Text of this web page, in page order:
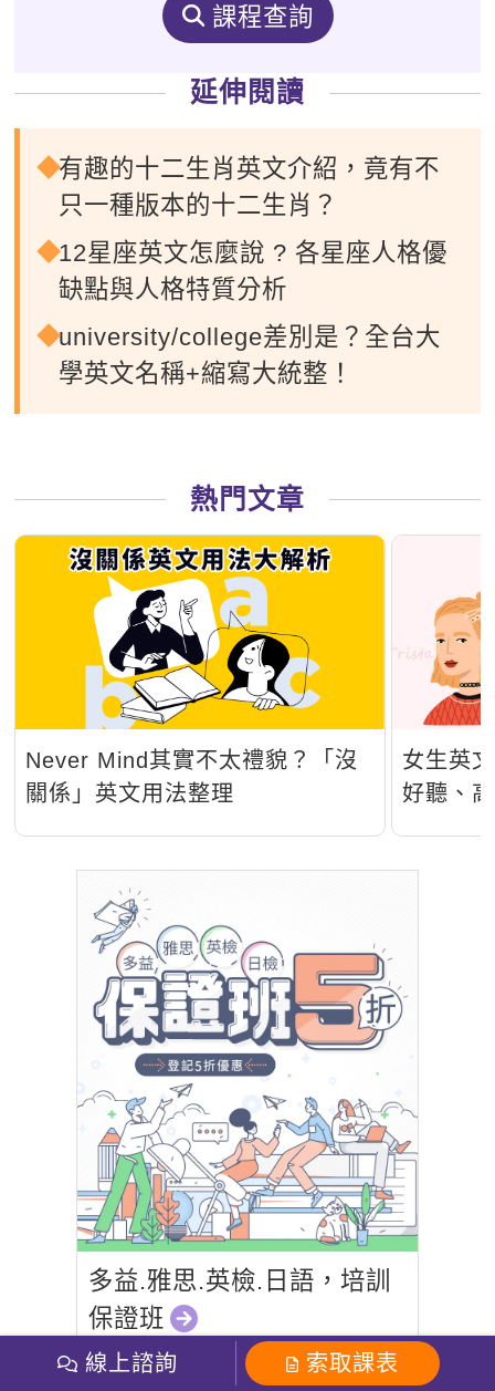
課程查詢
延伸閱讀
有趣的十二生肖英文介紹，竟有不
只一種版本的十二生肖？
12星座英文怎麼說 ? 各星座人格優
缺點與人格特質分析
university/college差別是？全台大
學英文名稱+縮寫大統整！
熱門文章
Never Mind其實不太禮貌？「沒
關係」英文用法整理
女生英
好聽、
多益.雅思.英檢.日語，培訓
保證班
線上諮詢 索取課表